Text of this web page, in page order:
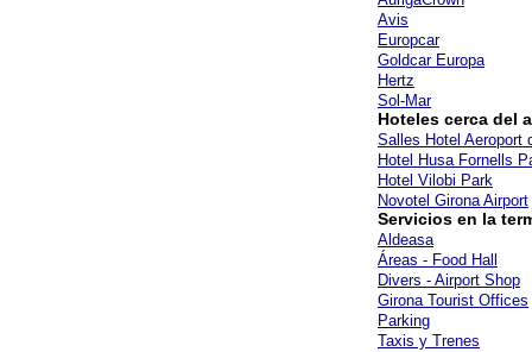
Avis
Europcar
Goldcar Europa
Hertz
Sol-Mar
Hoteles cerca del
Salles Hotel Aeroport
Hotel Husa Fornells
Hotel Vilobi Park
Novotel Girona Airport
Servicios en la
Aldeasa
Áreas - Food Hall
Divers - Airport Shop
Girona Tourist Offices
Parking
Taxis y Trenes